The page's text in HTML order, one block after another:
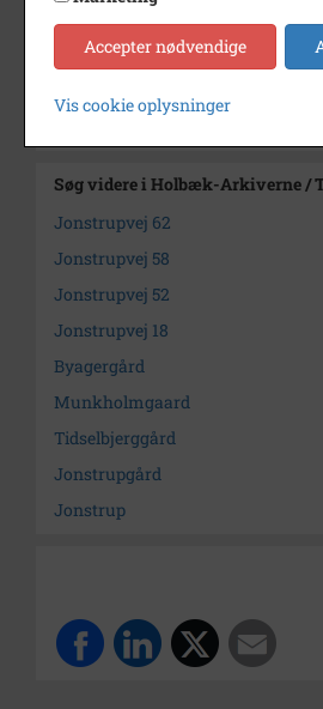
Arkiv
Holbæk-
Lokalarkiv
Kontakt arkivet
Søg videre i Holbæk-Arkiverne /
Jonstrupvej 62
Jonstrupvej 58
Jonstrupvej 52
Jonstrupvej 18
Byagergård
Munkholmgaard
Tidselbjerggård
Jonstrupgård
Jonstrup
Accepter nødvendige
Vis cookie oplysninger